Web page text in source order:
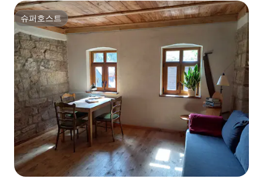
슈퍼호스트
슈퍼호스트